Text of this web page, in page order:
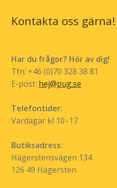
Kontakta oss gärna!
Har du frågor? Hör av dig!
Tfn: +46 (0)70 328 38 81
E-post: hej@pug.se
Telefontider:
Vardagar kl 10–17
Butiksadress:
Hägerstensvägen 134
126 49 Hägersten